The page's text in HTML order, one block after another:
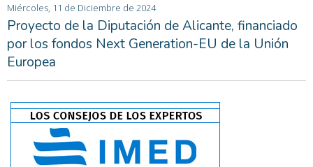
Miércoles, 11 de Diciembre de 2024
Proyecto de la Diputación de Alicante, financiado
por los fondos Next Generation-EU de la Unión
Europea